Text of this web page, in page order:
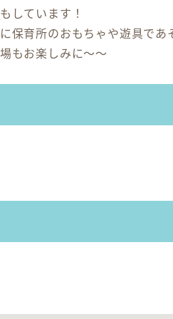
しています！
保育所のおもちゃや遊具で
もお楽しみに～～